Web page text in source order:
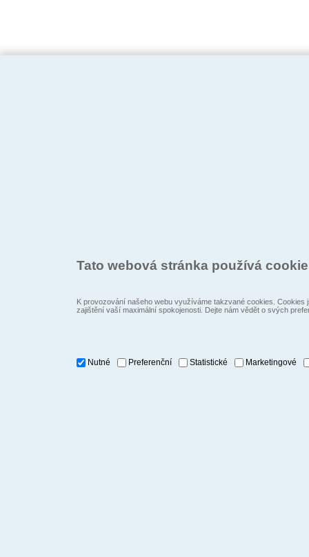
Tato webová stránka používá
K provozování našeho webu využíváme takzvané cookies.
zajištění vaší maximální spokojenosti. Dejte nám vědět o svých
Nutné Preferenční Statistické Marketingové